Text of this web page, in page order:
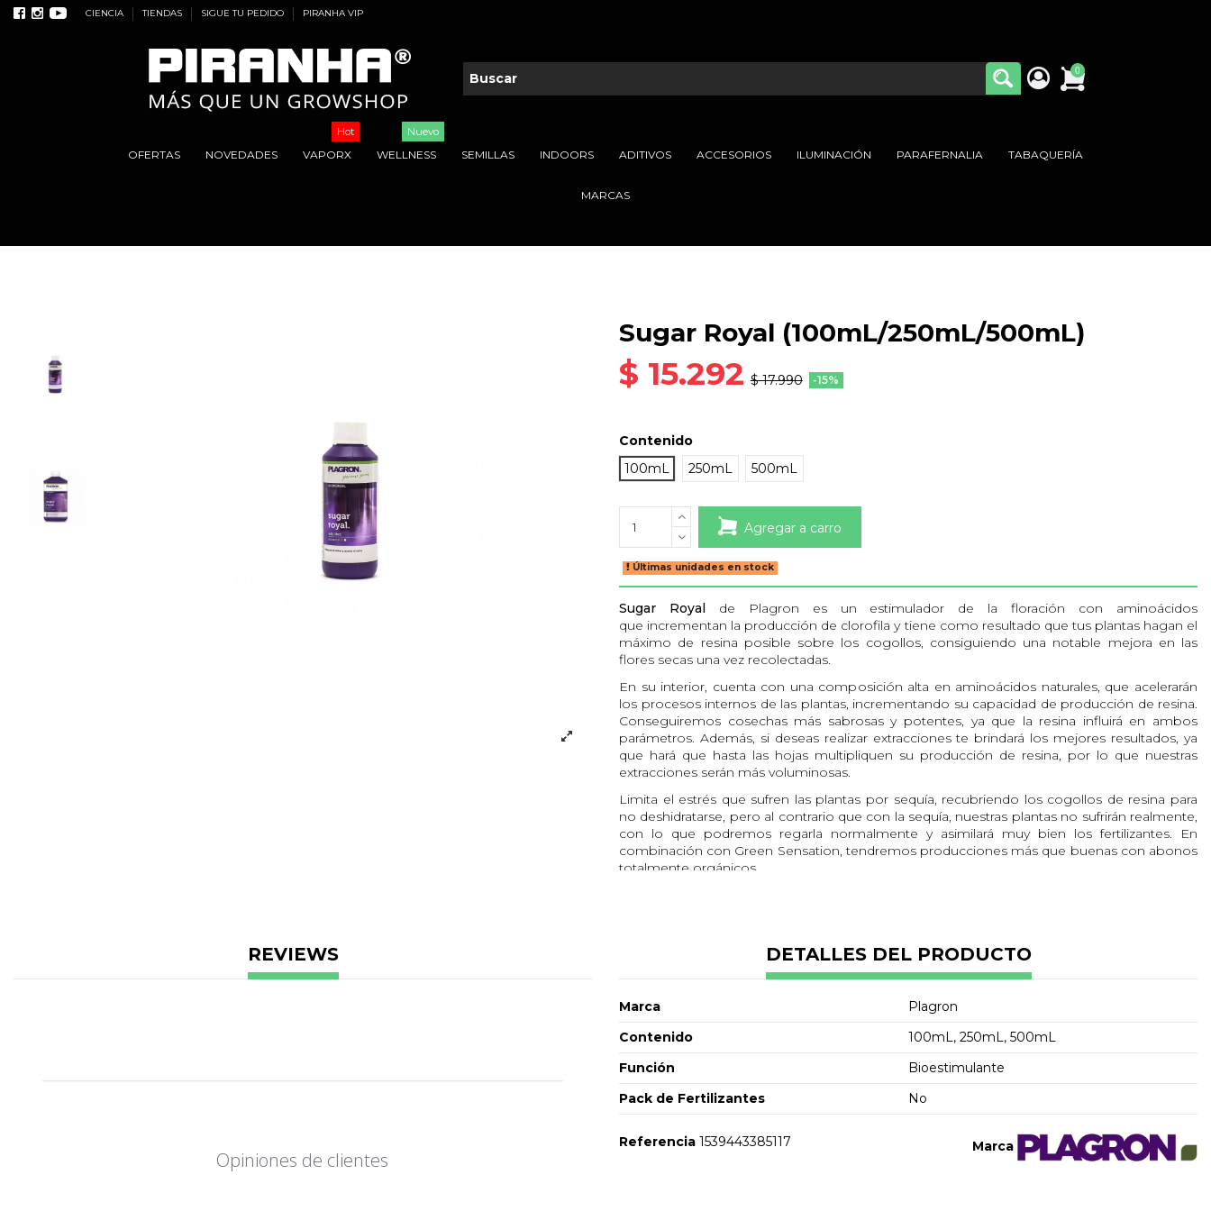
CIENCIA TIENDAS SIGUE TU PEDIDO PIRANHA VIP
0
OFERTAS NOVEDADES VAPORX
Hot
WELLNESS
Nuevo
SEMILLAS INDOORS ADITIVOS ACCESORIOS ILUMINACIÓN PARAFERNALIA TABAQUERÍA
MARCAS
Sugar Royal (100mL/250mL/500mL)
$ 15.292 $ 17.990 -15%
Contenido
100mL
250mL 500mL
Agregar a carro
Últimas unidades en stock
Sugar Royal de Plagron es un estimulador de la floración con aminoácidos
que incrementan la producción de clorofila y tiene como resultado que tus plantas hagan el
máximo de resina posible sobre los cogollos, consiguiendo una notable mejora en las
flores secas una vez recolectadas.
En su interior, cuenta con una composición alta en aminoácidos naturales, que acelerarán
los procesos internos de las plantas, incrementando su capacidad de producción de resina.
Conseguiremos cosechas más sabrosas y potentes, ya que la resina influirá en ambos
parámetros. Además, si deseas realizar extracciones te brindará los mejores resultados, ya
que hará que hasta las hojas multipliquen su producción de resina, por lo que nuestras
extracciones serán más voluminosas.
Limita el estrés que sufren las plantas por sequía, recubriendo los cogollos de resina para
no deshidratarse, pero al contrario que con la sequía, nuestras plantas no sufrirán realmente,
con lo que podremos regarla normalmente y asimilará muy bien los fertilizantes. En
combinación con Green Sensation, tendremos producciones más que buenas con abonos
totalmente orgánicos.
Dosis y modo de empleo de Sugar Royal de Plagron:
Lo usaremos desde que le vemos los cogollos formados hasta el final de la floración,
cuando empecemos a lavar las raíces.
Usar en conjunto con Green Sensation para resultados máximos.
REVIEWS
Opiniones de clientes
DETALLES DEL PRODUCTO
Marca
Plagron
Contenido
100mL, 250mL, 500mL
Función
Bioestimulante
Pack de Fertilizantes
No
Marca
Referencia 1539443385117